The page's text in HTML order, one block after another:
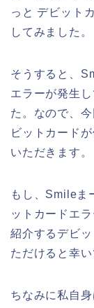
っと デビット
してみました。
そうすると、
エラーが発生
た。なので、
ビットカード
いただきます。
もし、Smileま
ットカードエ
紹介するデビ
ただけると幸い
ちなみに私自